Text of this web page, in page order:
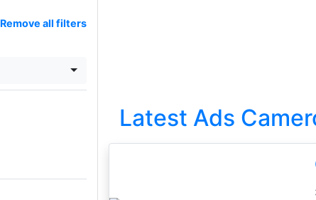
Latest Ads
Remove all filters